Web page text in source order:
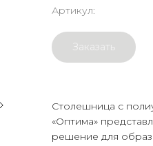
Артикул:
Заказать
Столешница с
«Оптима»
решение для